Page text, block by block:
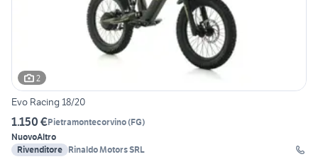
2
Evo Racing 18/20
1.150 €Pietramontecorvino(FG)
NuovoAltro
Rivenditore Rinaldo Motors SRL